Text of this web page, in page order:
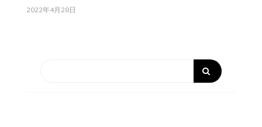
2022年4月28日